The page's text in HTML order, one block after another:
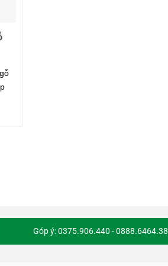
Góp ý: 0375.906.440 - 0888.6464.38